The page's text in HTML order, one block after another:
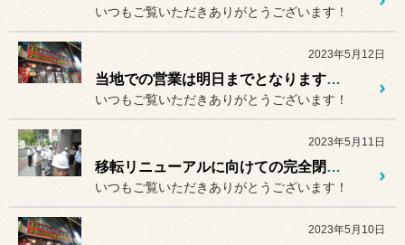
いつもご覧いただきありがとうございます！
2023年5月12日
当地での営業は明日までとなります！
いつもご覧いただきありがとうございます！
2023年5月11日
移転リニューアルに向けての完全閉店まで本日含めいよいよ残り3日となりました！
いつもご覧いただきありがとうございます！
2023年5月10日